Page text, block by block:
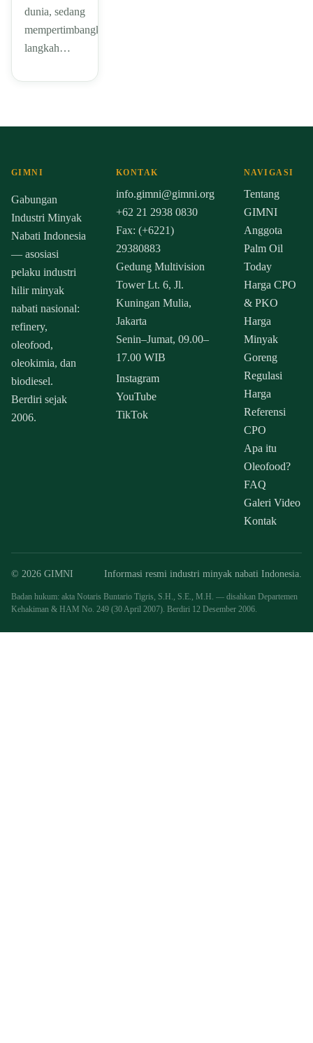
dunia, sedang
mempertimbangkan
langkah…
GIMNI
Gabungan
Industri Minyak
Nabati Indonesia
— asosiasi
pelaku industri
hilir minyak
nabati nasional:
refinery,
oleofood,
oleokimia, dan
biodiesel.
Berdiri sejak
2006.
KONTAK
info.gimni@gimni.org
+62 21 2938 0830
Fax: (+6221)
29380883
Gedung Multivision
Tower Lt. 6, Jl.
Kuningan Mulia,
Jakarta
Senin–Jumat, 09.00–
17.00 WIB
Instagram
YouTube
TikTok
NAVIGASI
Tentang
GIMNI
Anggota
Palm Oil
Today
Harga CPO
& PKO
Harga
Minyak
Goreng
Regulasi
Harga
Referensi
CPO
Apa itu
Oleofood?
FAQ
Galeri Video
Kontak
© 2026 GIMNI Informasi resmi industri minyak nabati Indonesia.
Badan hukum: akta Notaris Buntario Tigris, S.H., S.E., M.H. — disahkan Departemen
Kehakiman & HAM No. 249 (30 April 2007). Berdiri 12 Desember 2006.